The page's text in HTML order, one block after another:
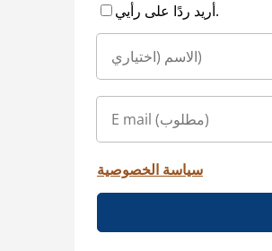
أريد ردًا على رأيي.
سياسة الخصوصية